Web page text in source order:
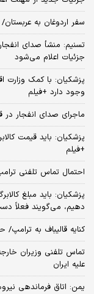
سفر اردوغان به
تسنیم: منشأ صدای
جزئیات اعلام می‌شود
پزشکیان: با کمک وزارت
وجود دارد +فیلم
ماجرای صدای انفجار
پزشکیان: باید قیمت
+فیلم
احتمال تماس تلفنی
پزشکیان: باید مبلغ
دهیم، می‌گویند فعلاً
کنایه قالیباف به
تماس تلفنی وزیران
علیه ایران
یمن: اتاق فرماندهی